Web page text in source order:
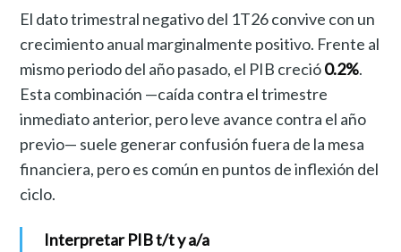
El dato trimestral negativo del 1T26 convive con un
crecimiento anual marginalmente positivo. Frente al
mismo periodo del año pasado, el PIB creció0.2%.
Esta combinación —caída contra el trimestre
inmediato anterior, pero leve avance contra el año
previo— suele generar confusión fuera de la mesa
financiera, pero es común en puntos de inflexión del
ciclo.
Interpretar PIB t/t y a/a